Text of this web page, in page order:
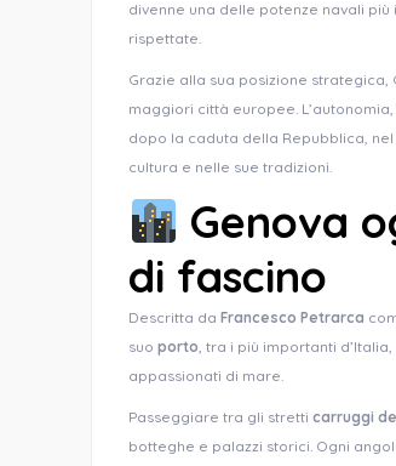
divenne una delle potenze navali
rispettate.
Grazie alla sua posizione
maggiori città europee.
dopo la caduta della Repubblica,
cultura e nelle sue tradizioni.
Genova
di fascino
Descritta da Francesco Petrarca
suo porto, tra i più importanti
appassionati di mare.
Passeggiare tra gli stretti carruggi
botteghe e palazzi storici. Ogni